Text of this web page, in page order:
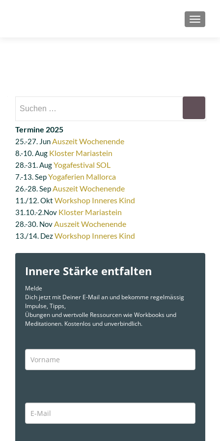
nach:
Termine 2025
25.-27. JunAuszeit Wochenende
8.-10. Aug Kloster Mariastein
28.-31. AugYogafestival SOL
7.-13. SepYogaferien Mallorca
26.-28. SepAuszeit Wochenende
11./12. Okt Workshop Inneres Kind
31.10.-2.Nov Kloster Mariastein
28.-30. NovAuszeit Wochenende
13./14. DezWorkshop Inneres Kind
Innere Stärke entfalten
Melde
Dich jetzt mit Deiner E-Mail an und bekomme regelmässig
Impulse, Tipps,
Übungen und wertvolle Ressourcen wie Workbooks und
Meditationen. Kostenlos und unverbindlich.